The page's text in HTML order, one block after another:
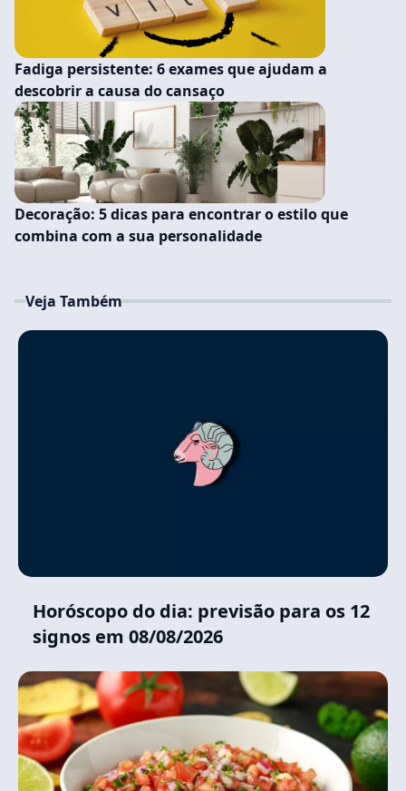
Fadiga persistente: 6 exames que ajudam a
descobrir a causa do cansaço
Decoração: 5 dicas para encontrar o estilo que
combina com a sua personalidade
Veja Também
Horóscopo do dia: previsão para os 12
signos em 08/08/2026